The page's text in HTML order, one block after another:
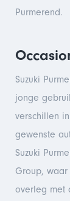
Purmerend.
Suzuki
jonge
verschillen
gewenste
Suzuki
Group,
overleg met